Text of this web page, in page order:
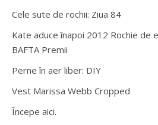
Cele sute de rochii: Ziua 84
Kate aduce înapoi 2012 Rochie de
BAFTA Premii
Perne în aer liber: DIY
Vest Marissa Webb Cropped
Începe aici.